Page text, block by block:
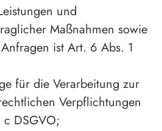
und
Maßnahmen sowie
ist Art. 6 Abs. 1
für die Verarbeitung zur
Verpflichtungen
DSGVO;